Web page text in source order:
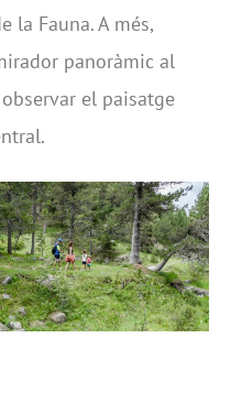
la Fauna. A més,
panoràmic al
el paisatge